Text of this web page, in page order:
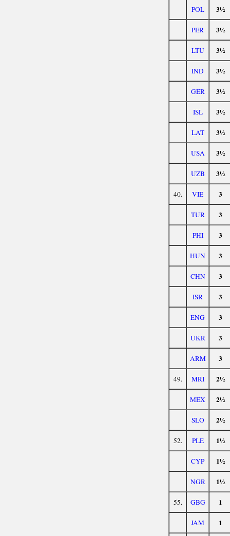
POL 3½
PER 3½
LTU 3½
IND 3½
GER 3½
ISL 3½
LAT 3½
USA 3½
UZB 3½
40. VIE 3
TUR 3
PHI 3
HUN 3
CHN 3
ISR 3
ENG 3
UKR 3
ARM 3
49. MRI 2½
MEX 2½
SLO 2½
52. PLE 1½
CYP 1½
NGR 1½
55. GBG 1
JAM 1